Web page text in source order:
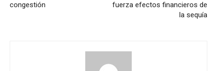
congestión
fuerza efectos financieros de
la sequía